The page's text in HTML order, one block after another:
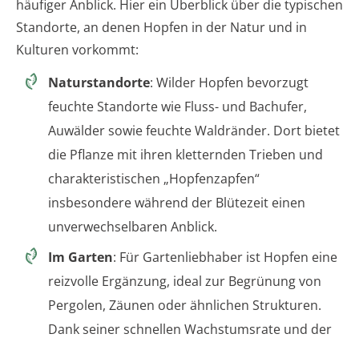
häufiger Anblick. Hier ein Überblick über die typischen
Standorte, an denen Hopfen in der Natur und in
Kulturen vorkommt:
Naturstandorte: Wilder Hopfen bevorzugt
feuchte Standorte wie Fluss- und Bachufer,
Auwälder sowie feuchte Waldränder. Dort bietet
die Pflanze mit ihren kletternden Trieben und
charakteristischen „Hopfenzapfen“
insbesondere während der Blütezeit einen
unverwechselbaren Anblick.
Im Garten: Für Gartenliebhaber ist Hopfen eine
reizvolle Ergänzung, ideal zur Begrünung von
Pergolen, Zäunen oder ähnlichen Strukturen.
Dank seiner schnellen Wachstumsrate und der